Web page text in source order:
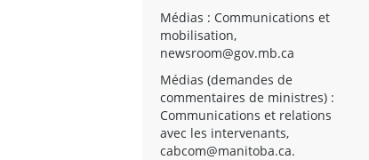
Médias : Communications et
mobilisation,
newsroom@gov.mb.ca
Médias (demandes de
commentaires de ministres) :
Communications et relations
avec les intervenants,
cabcom@manitoba.ca.